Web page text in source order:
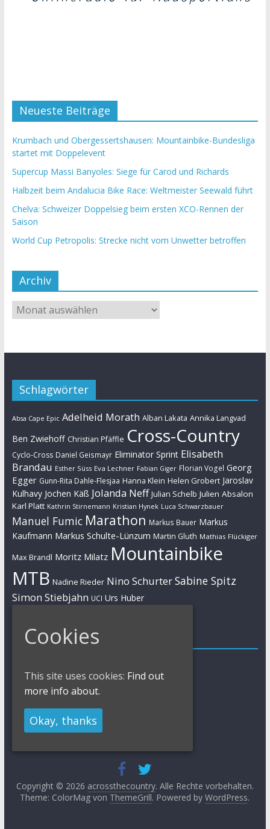
Neueste Beiträge
Krumbach und Obergessertshausen: Mountainbike-Bundesliga
startet mit Doppelevent
Supercup Massi Banyoles: Siege für Carod und Richards
Halbzeit beim Andalucia Bike Race: Weltmeister Seewald führt
Chelva: Schweizer Doppelsieg beim ersten XCO-Rennen der
Saison
World Cup Petropolis: Strecke nicht vom Unwetter betroffen
Archiv
Schlagwörter
Absa Cape Epic Adelheid Morath Alban Lakata Annika Langvad
Ben Zwiehoff Christian Pfäffle Cross-Country
Cyclo-Cross Daniel Geismayr Eliminator Sprint Elisabeth
Brandau Esther Süss Eva Lechner Fabian Giger Florian Vogel Georg
Egger Gunn-Rita Dahle-Flesjaa Hanna Klein Helen Grobert Jaroslav
Kulhavy Jochen Käß Jolanda Neff Julian Schelb Julien Absalon
Karl Platt Kathrin Stirnemann Kristian Hynek Luca Schwarzbauer
Manuel Fumic Marathon Markus Bauer Markus
Kaufmann Markus Schulte-Lünzum Martin Gluth Mathias Flückiger
Max Brandl Moritz Milatz Mountainbike
MTB Nadine Rieder Nino SchurterSabine Spitz
Simon Stiebjahn UCI Urs Huber
Impressum
Datenschutzerklärung
Cookies Policy
Copyright © 2026 acrossthecountry. Alle Rechte vorbehalten.
Theme: ColorMag von ThemeGrill. Powered byWordPress.
Cookies
This site uses cookies: Find out
more info about.
Okay, thanks